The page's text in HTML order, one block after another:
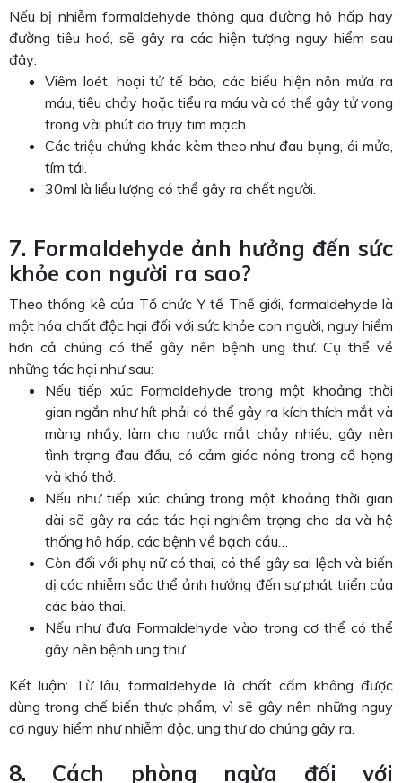
Nếu bị nhiễm formaldehyde thông qua đường hô hấp hay
đường tiêu hoá, sẽ gây ra các hiện tượng nguy hiểm sau
đây:
Viêm loét, hoại tử tế bào, các biểu hiện nôn mửa ra
máu, tiêu chảy hoặc tiểu ra máu và có thể gây tử vong
trong vài phút do trụy tim mạch.
Các triệu chứng khác kèm theo như đau bụng, ói mửa,
tím tái.
30ml là liều lượng có thể gây ra chết người.
7. Formaldehyde ảnh hưởng đến sức
khỏe con người ra sao?
Theo thống kê của Tổ chức Y tế Thế giới, formaldehyde là
một hóa chất độc hại đối với sức khỏe con người, nguy hiểm
hơn cả chúng có thể gây nên bệnh ung thư. Cụ thể về
những tác hại như sau:
Nếu tiếp xúc Formaldehyde trong một khoảng thời
gian ngắn như hít phải có thể gây ra kích thích mắt và
màng nhầy, làm cho nước mắt chảy nhiều, gây nên
tình trạng đau đầu, có cảm giác nóng trong cổ họng
và khó thở.
Nếu như tiếp xúc chúng trong một khoảng thời gian
dài sẽ gây ra các tác hại nghiêm trọng cho da và hệ
thống hô hấp, các bệnh về bạch cầu…
Còn đối với phụ nữ có thai, có thể gây sai lệch và biến
dị các nhiễm sắc thể ảnh hưởng đến sự phát triển của
các bào thai.
Nếu như đưa Formaldehyde vào trong cơ thể có thể
gây nên bệnh ung thư.
Kết luận: Từ lâu, formaldehyde là chất cấm không được
dùng trong chế biến thực phẩm, vì sẽ gây nên những nguy
cơ nguy hiểm như nhiễm độc, ung thư do chúng gây ra.
8. Cách phòng ngừa đối với